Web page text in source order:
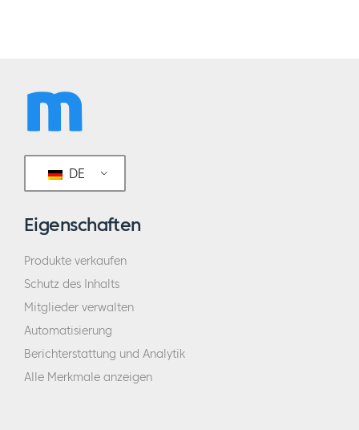
DE
Eigenschaften
Produkte verkaufen
Schutz des Inhalts
Mitglieder verwalten
Automatisierung
Berichterstattung und Analytik
Alle Merkmale anzeigen